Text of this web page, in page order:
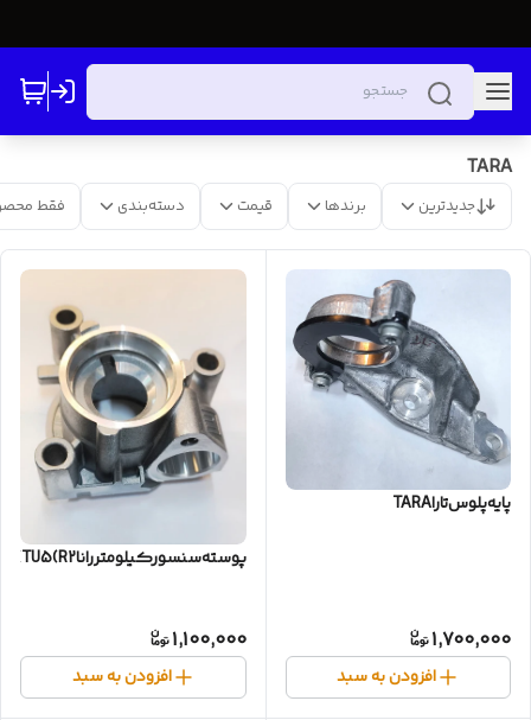
TARA
جدیدترین برندها قیمت دسته‌بندی فقط
پایه‌پلوس‌تاراTARA
1,700,000
افزودن به سبد
پوسته‌سنسورکیلومتر‌راناTU5(R2)
1,100,000
افزودن به سبد